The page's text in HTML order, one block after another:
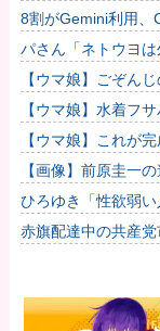
姿です。
8割がGemini利用、
パさん「ネトウヨ
している高市には
【ウマ娘】ごぞん
【ウマ娘】水着フ
く【ウマ娘】これが
だろ…」他
【画像】前原圭一
他
ひろゆき「性欲弱
赤旗配達中の共産